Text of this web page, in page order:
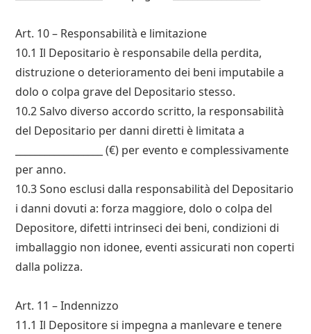
Art. 10 – Responsabilità e limitazione
10.1 Il Depositario è responsabile della perdita,
distruzione o deterioramento dei beni imputabile a
dolo o colpa grave del Depositario stesso.
10.2 Salvo diverso accordo scritto, la responsabilità
del Depositario per danni diretti è limitata a
__________________ (€) per evento e complessivamente
per anno.
10.3 Sono esclusi dalla responsabilità del Depositario
i danni dovuti a: forza maggiore, dolo o colpa del
Depositorе, difetti intrinseci dei beni, condizioni di
imballaggio non idonee, eventi assicurati non coperti
dalla polizza.
Art. 11 – Indennizzo
11.1 Il Depositorе si impegna a manlevare e tenere